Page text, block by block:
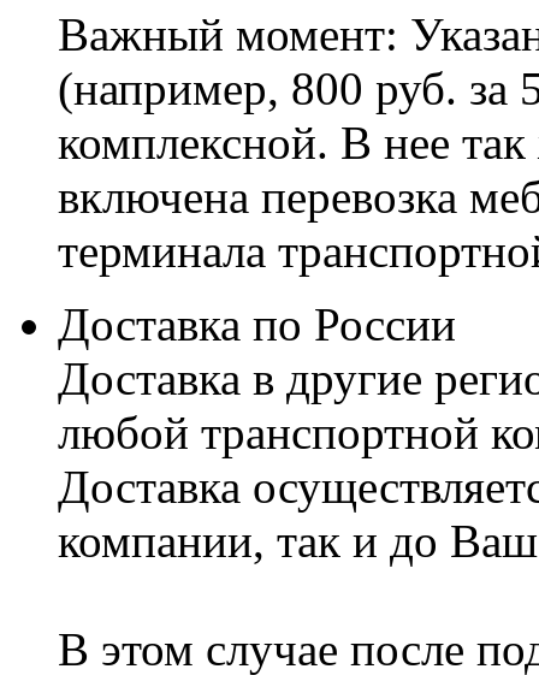
Важный момент:
(например, 800 руб. за
комплексной. В нее
включена перевозка
терминала
Доставка по России
Доставка в другие
любой транспортной
Доставка
компании, так и до
В этом случае после